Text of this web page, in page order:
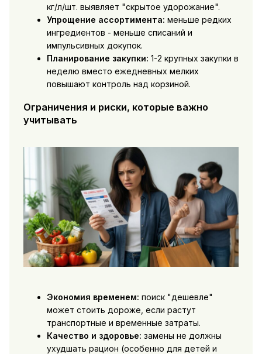
кг/л/шт. выявляет "скрытое удорожание".
Упрощение ассортимента: меньше редких
ингредиентов - меньше списаний и
импульсивных докупок.
Планирование закупки: 1-2 крупных закупки в
неделю вместо ежедневных мелких
повышают контроль над корзиной.
Ограничения и риски, которые важно
учитывать
Экономия временем: поиск "дешевле"
может стоить дороже, если растут
транспортные и временные затраты.
Качество и здоровье: замены не должны
ухудшать рацион (особенно для детей и